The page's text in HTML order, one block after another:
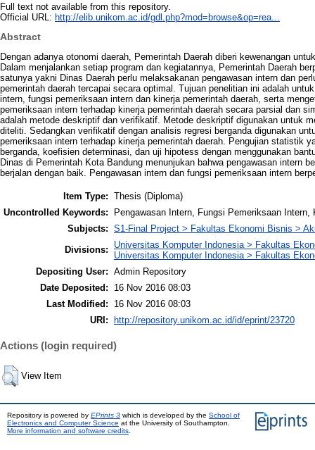
Full text not available from this repository.
Official URL: http://elib.unikom.ac.id/gdl.php?mod=browse&op=rea...
Abstract
Dengan adanya otonomi daerah, Pemerintah Daerah diberi kewenangan
Dalam menjalankan setiap program dan kegiatannya, Pemerintah Daerah
satunya yakni Dinas Daerah perlu melaksakanan pengawasan intern dan
pemerintah daerah tercapai secara optimal. Tujuan penelitian ini adalah
intern, fungsi pemeriksaan intern dan kinerja pemerintah daerah, serta
pemeriksaan intern terhadap kinerja pemerintah daerah secara parsial dan
adalah metode deskriptif dan verifikatif. Metode deskriptif digunakan untuk
diteliti. Sedangkan verifikatif dengan analisis regresi berganda digunakan
pemeriksaan intern terhadap kinerja pemerintah daerah. Pengujian statistik
berganda, koefisien determinasi, dan uji hipotess dengan menggunakan
Dinas di Pemerintah Kota Bandung menunjukan bahwa pengawasan intern
berjalan dengan baik. Pengawasan intern dan fungsi pemeriksaan intern
Item Type: Thesis (Diploma)
Uncontrolled Keywords:
Pengawasan Intern, Fungsi Pemeriksaan Intern,
Subjects: S1-Final Project > Fakultas Ekonomi Bisnis >
Divisions:
Universitas Komputer Indonesia > Fakultas
Universitas Komputer Indonesia > Fakultas
Depositing User: Admin Repository
Date Deposited:
16 Nov 2016 08:03
Last Modified:
16 Nov 2016 08:03
URI:
http://repository.unikom.ac.id/id/eprint/23720
Actions (login required)
View Item
Repository is powered by EPrints 3 which is developed by the School of
Electronics and Computer Science at the University of Southampton.
More information and software credits